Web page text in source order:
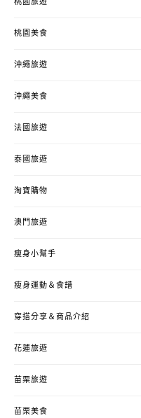
桃園旅遊
桃園美食
沖繩旅遊
沖繩美食
法國旅遊
泰國旅遊
淘寶購物
澳門旅遊
瘦身小幫手
瘦身運動＆食譜
穿搭分享＆商品介紹
花蓮旅遊
苗栗旅遊
苗栗美食